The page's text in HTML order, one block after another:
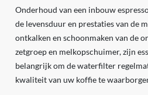
Onderhoud van een inbouw
de levensduur en prestaties van de
ontkalken en schoonmaken van de
zetgroep en melkopschuimer, zijn
belangrijk om de waterfilter
kwaliteit van uw koffie te